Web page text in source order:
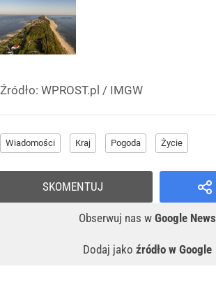
Źródło: WPROST.pl / IMGW
Wiadomości Kraj Pogoda Życie
Obserwuj nas w Google News
Dodaj jako źródło w Google
SKOMENTUJ